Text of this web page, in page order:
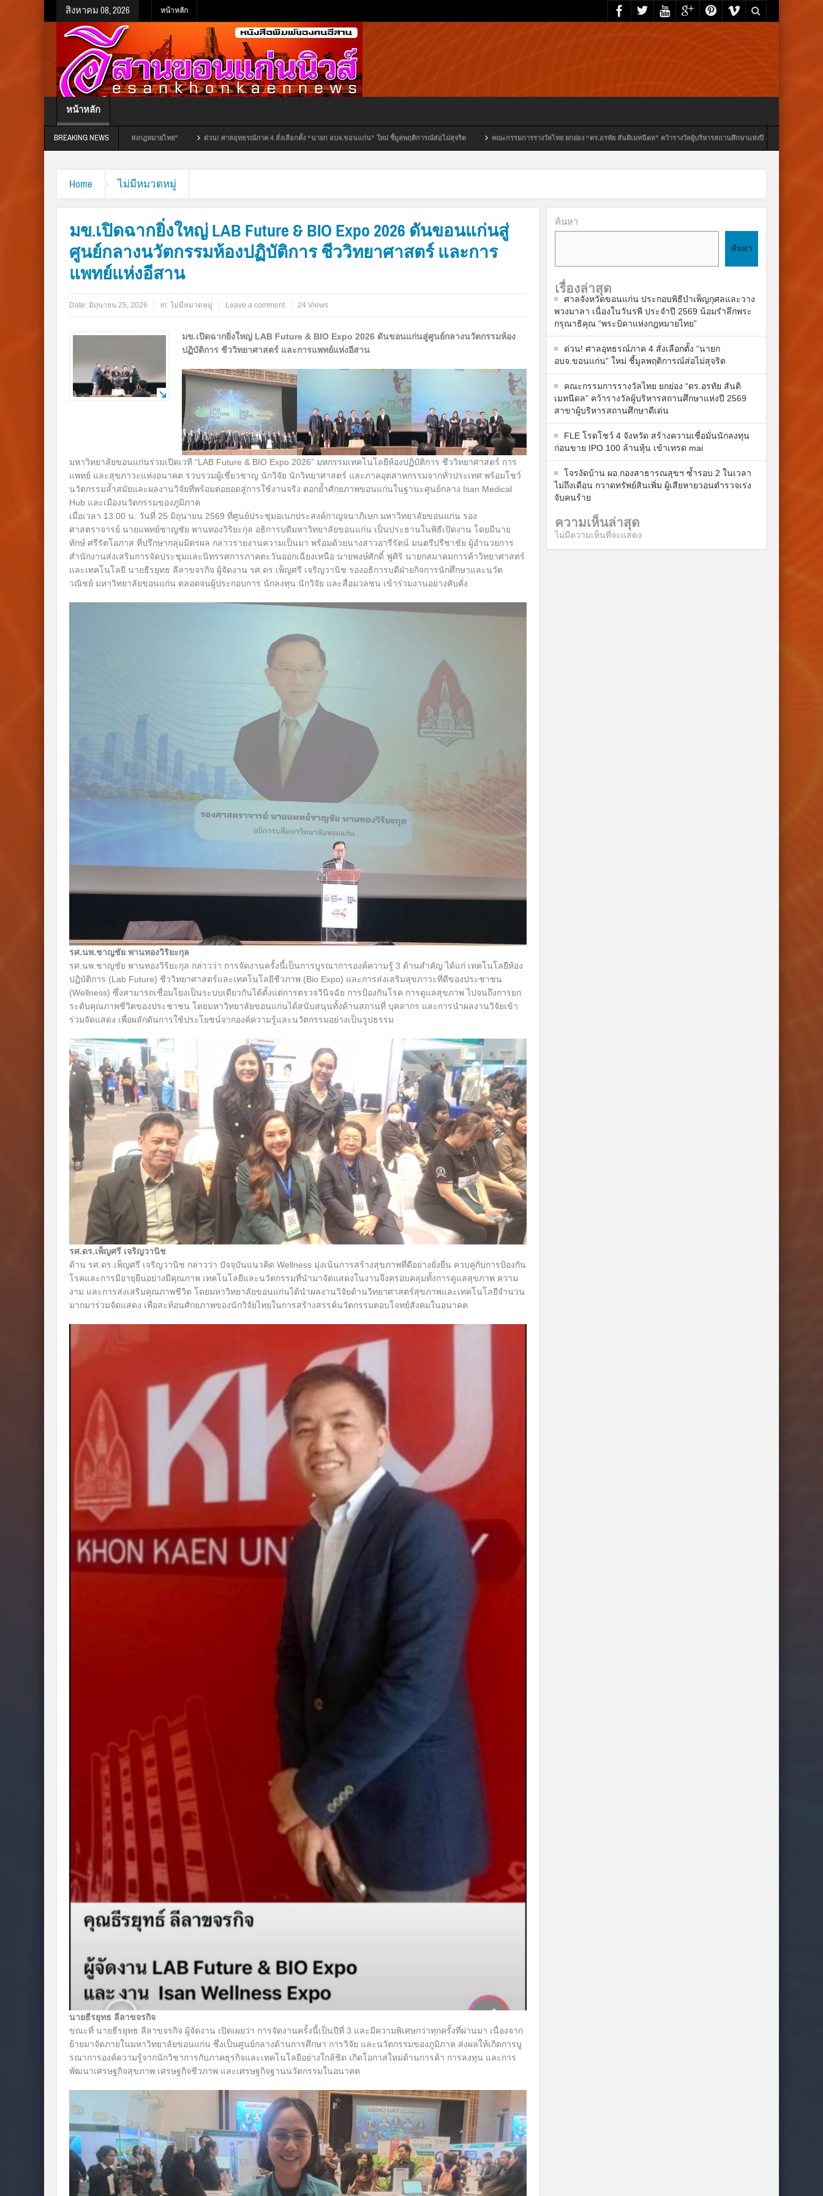
สิงหาคม 08, 2026 หน้าหลัก
หน้าหลัก
BREAKING NEWS
คุณ “พระบิดาแห่งกฎหมายไทย” ด่วน! ศาลอุทธรณ์ภาค 4 สั่งเลือกตั้ง “นายก อบจ.ขอนแก่น” ใหม่ ชี้มูลพฤติการณ์ส่อไม่สุจริต คณะกรรมการรางวัลไทย ยกย่อง “ดร.อรทัย สันติเมทนีดล” คว้ารางวัลผู้บริหารสถานศึกษาแห่งปี 2569 สาขาผู้บริหารสถานศึกษาดีเด่น
Home ไม่มีหมวดหมู่
มข.เปิดฉากยิ่งใหญ่ LAB Future & BIO Expo 2026 ดันขอนแก่นสู่
ศูนย์กลางนวัตกรรมห้องปฏิบัติการ ชีววิทยาศาสตร์ และการ
แพทย์แห่งอีสาน
Date: มิถุนายน 25, 2026 in: ไม่มีหมวดหมู่ Leave a comment 24 Views
มข.เปิดฉากยิ่งใหญ่ LAB Future & BIO Expo 2026 ดันขอนแก่นสู่ศูนย์กลางนวัตกรรมห้อง
ปฏิบัติการ ชีววิทยาศาสตร์ และการแพทย์แห่งอีสาน
มหาวิทยาลัยขอนแก่นร่วมเปิดเวที “LAB Future & BIO Expo 2026” มหกรรมเทคโนโลยีห้องปฏิบัติการ ชีววิทยาศาสตร์ การ
แพทย์ และสุขภาวะแห่งอนาคต รวบรวมผู้เชี่ยวชาญ นักวิจัย นักวิทยาศาสตร์ และภาคอุตสาหกรรมจากทั่วประเทศ พร้อมโชว์
นวัตกรรมล้ำสมัยและผลงานวิจัยที่พร้อมต่อยอดสู่การใช้งานจริง ตอกย้ำศักยภาพขอนแก่นในฐานะศูนย์กลาง Isan Medical
Hub และเมืองนวัตกรรมของภูมิภาค
เมื่อเวลา 13.00 น. วันที่ 25 มิถุนายน 2569 ที่ศูนย์ประชุมอเนกประสงค์กาญจนาภิเษก มหาวิทยาลัยขอนแก่น รอง
ศาสตราจารย์ นายแพทย์ชาญชัย พานทองวิริยะกุล อธิการบดีมหาวิทยาลัยขอนแก่น เป็นประธานในพิธีเปิดงาน โดยมีนาย
ทักษ์ ศรีรัตโอภาส ที่ปรึกษากลุ่มมิตรผล กล่าวรายงานความเป็นมา พร้อมด้วยนางสาวอารีรัตน์ มนตรีปรีชาชัย ผู้อำนวยการ
สำนักงานส่งเสริมการจัดประชุมและนิทรรศการภาคตะวันออกเฉียงเหนือ นายพงษ์ศักดิ์ ฟูศิริ นายกสมาคมการค้าวิทยาศาสตร์
และเทคโนโลยี นายธีรยุทธ ลีลาขจรกิจ ผู้จัดงาน รศ.ดร.เพ็ญศรี เจริญวานิช รองอธิการบดีฝ่ายกิจการนักศึกษาและนวัต
วณิชย์ มหาวิทยาลัยขอนแก่น ตลอดจนผู้ประกอบการ นักลงทุน นักวิจัย และสื่อมวลชน เข้าร่วมงานอย่างคับคั่ง
รศ.นพ.ชาญชัย พานทองวิริยะกุล
รศ.นพ.ชาญชัย พานทองวิริยะกุล กล่าวว่า การจัดงานครั้งนี้เป็นการบูรณาการองค์ความรู้ 3 ด้านสำคัญ ได้แก่ เทคโนโลยีห้อง
ปฏิบัติการ (Lab Future) ชีววิทยาศาสตร์และเทคโนโลยีชีวภาพ (Bio Expo) และการส่งเสริมสุขภาวะที่ดีของประชาชน
(Wellness) ซึ่งสามารถเชื่อมโยงเป็นระบบเดียวกันได้ตั้งแต่การตรวจวินิจฉัย การป้องกันโรค การดูแลสุขภาพ ไปจนถึงการยก
ระดับคุณภาพชีวิตของประชาชน โดยมหาวิทยาลัยขอนแก่นได้สนับสนุนทั้งด้านสถานที่ บุคลากร และการนำผลงานวิจัยเข้า
ร่วมจัดแสดง เพื่อผลักดันการใช้ประโยชน์จากองค์ความรู้และนวัตกรรมอย่างเป็นรูปธรรม
รศ.ดร.เพ็ญศรี เจริญวานิช
ด้าน รศ.ดร.เพ็ญศรี เจริญวานิช กล่าวว่า ปัจจุบันแนวคิด Wellness มุ่งเน้นการสร้างสุขภาพที่ดีอย่างยั่งยืน ควบคู่กับการป้องกัน
โรคและการมีอายุยืนอย่างมีคุณภาพ เทคโนโลยีและนวัตกรรมที่นำมาจัดแสดงในงานจึงครอบคลุมทั้งการดูแลสุขภาพ ความ
งาม และการส่งเสริมคุณภาพชีวิต โดยมหาวิทยาลัยขอนแก่นได้นำผลงานวิจัยด้านวิทยาศาสตร์สุขภาพและเทคโนโลยีจำนวน
มากมาร่วมจัดแสดง เพื่อสะท้อนศักยภาพของนักวิจัยไทยในการสร้างสรรค์นวัตกรรมตอบโจทย์สังคมในอนาคต
นายธีรยุทธ ลีลาขจรกิจ
ขณะที่ นายธีรยุทธ ลีลาขจรกิจ ผู้จัดงาน เปิดเผยว่า การจัดงานครั้งนี้เป็นปีที่ 3 และมีความพิเศษกว่าทุกครั้งที่ผ่านมา เนื่องจาก
ย้ายมาจัดภายในมหาวิทยาลัยขอนแก่น ซึ่งเป็นศูนย์กลางด้านการศึกษา การวิจัย และนวัตกรรมของภูมิภาค ส่งผลให้เกิดการบู
รณาการองค์ความรู้จากนักวิชาการกับภาคธุรกิจและเทคโนโลยีอย่างใกล้ชิด เกิดโอกาสใหม่ด้านการค้า การลงทุน และการ
พัฒนาเศรษฐกิจสุขภาพ เศรษฐกิจชีวภาพ และเศรษฐกิจฐานนวัตกรรมในอนาคต
ค้นหา
ค้นหา
เรื่องล่าสุด
ศาลจังหวัดขอนแก่น ประกอบพิธีบำเพ็ญกุศลและวาง
พวงมาลา เนื่องในวันรพี ประจำปี 2569 น้อมรำลึกพระ
กรุณาธิคุณ “พระบิดาแห่งกฎหมายไทย”
ด่วน! ศาลอุทธรณ์ภาค 4 สั่งเลือกตั้ง “นายก
อบจ.ขอนแก่น” ใหม่ ชี้มูลพฤติการณ์ส่อไม่สุจริต
คณะกรรมการรางวัลไทย ยกย่อง “ดร.อรทัย สันติ
เมทนีดล” คว้ารางวัลผู้บริหารสถานศึกษาแห่งปี 2569
สาขาผู้บริหารสถานศึกษาดีเด่น
FLE โรดโชว์ 4 จังหวัด สร้างความเชื่อมั่นนักลงทุน
ก่อนขาย IPO 100 ล้านหุ้น เข้าเทรด mai
โจรงัดบ้าน ผอ.กองสาธารณสุขฯ ซ้ำรอบ 2 ในเวลา
ไม่ถึงเดือน กวาดทรัพย์สินเพิ่ม ผู้เสียหายวอนตำรวจเร่ง
จับคนร้าย
ความเห็นล่าสุด
ไม่มีความเห็นที่จะแสดง